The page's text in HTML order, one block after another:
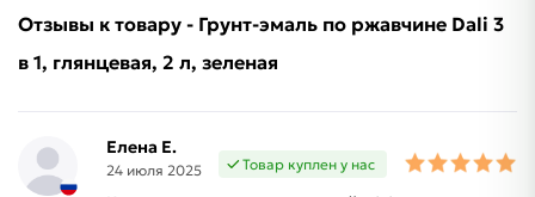
Отзывы к товару - Грунт-эмаль по ржавчине Dali 3
в 1, глянцевая, 2 л, зеленая
Елена Е.
24 июля 2025 Товар куплен у нас